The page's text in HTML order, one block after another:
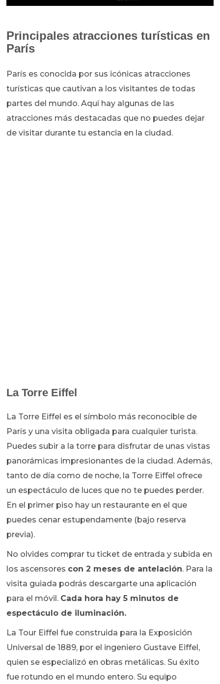
Principales atracciones turísticas en
París
París es conocida por sus icónicas atracciones
turísticas que cautivan a los visitantes de todas
partes del mundo. Aquí hay algunas de las
atracciones más destacadas que no puedes dejar
de visitar durante tu estancia en la ciudad.
La Torre Eiffel
La Torre Eiffel es el símbolo más reconocible de
París y una visita obligada para cualquier turista.
Puedes subir a la torre para disfrutar de unas vistas
panorámicas impresionantes de la ciudad. Además,
tanto de día como de noche, la Torre Eiffel ofrece
un espectáculo de luces que no te puedes perder.
En el primer piso hay un restaurante en el que
puedes cenar estupendamente (bajo reserva
previa).
No olvides comprar tu ticket de entrada y subida en
los ascensores con 2 meses de antelación. Para la
visita guiada podrás descargarte una aplicación
para el móvil. Cada hora hay 5 minutos de
espectáculo de iluminación.
La Tour Eiffel fue construida para la Exposición
Universal de 1889, por el ingeniero Gustave Eiffel,
quien se especializó en obras metálicas. Su éxito
fue rotundo en el mundo entero. Su equipo